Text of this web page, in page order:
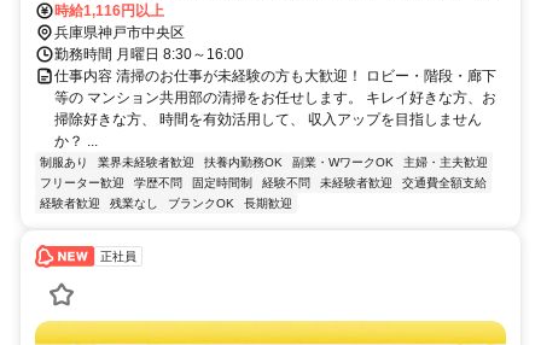
市営北神線 新神戸北出口1徒歩約13分、神戸市営西神・山手線 新神
戸北出口1徒歩約13分 三ノ宮駅よりバスにて、「熊内５丁目」下車徒
歩6分
時給1,116円以上
兵庫県神戸市中央区
勤務時間 月曜日 8:30～16:00
仕事内容 清掃のお仕事が未経験の方も大歓迎！ ロビー・階段・廊下
等の マンション共用部の清掃をお任せします。 キレイ好きな方、お
掃除好きな方、 時間を有効活用して、 収入アップを目指しません
か？ ...
制服あり 業界未経験者歓迎 扶養内勤務OK 副業・WワークOK
主婦・主夫歓迎
フリーター歓迎
学歴不問 固定時間制 経験不問 未経験者歓迎
交通費全額支給
経験者歓迎
残業なし ブランクOK 長期歓迎
正社員